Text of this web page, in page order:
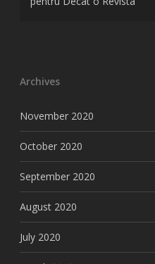
Archives
November 2020
October 2020
September 2020
August 2020
July 2020